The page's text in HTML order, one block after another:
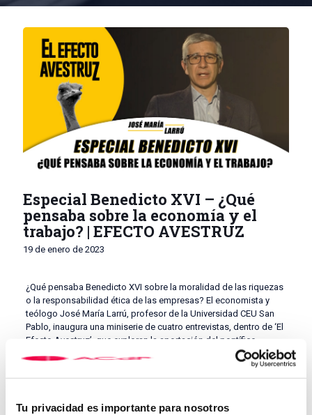
Tu privacidad es importante para nosotros
Especial Benedicto XVI – ¿Qué
pensaba sobre la economía y el
trabajo? | EFECTO AVESTRUZ
19 de enero de 2023
¿Qué pensaba Benedicto XVI sobre la moralidad de las riquezas
o la responsabilidad ética de las empresas? El economista y
teólogo José María Larrú, profesor de la Universidad CEU San
Pablo, inaugura una miniserie de cuatro entrevistas, dentro de ‘El
Efecto Avestruz’, que exploran la aportación del pontífice
alemán a diferentes aspectos de la doctrina social de la Iglesia,